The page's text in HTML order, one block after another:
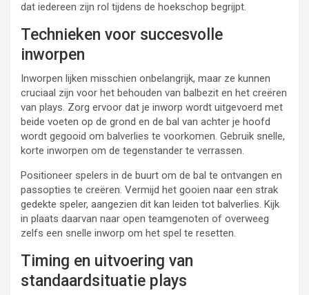
dat iedereen zijn rol tijdens de hoekschop begrijpt.
Technieken voor succesvolle
inworpen
Inworpen lijken misschien onbelangrijk, maar ze kunnen
cruciaal zijn voor het behouden van balbezit en het creëren
van plays. Zorg ervoor dat je inworp wordt uitgevoerd met
beide voeten op de grond en de bal van achter je hoofd
wordt gegooid om balverlies te voorkomen. Gebruik snelle,
korte inworpen om de tegenstander te verrassen.
Positioneer spelers in de buurt om de bal te ontvangen en
passopties te creëren. Vermijd het gooien naar een strak
gedekte speler, aangezien dit kan leiden tot balverlies. Kijk
in plaats daarvan naar open teamgenoten of overweeg
zelfs een snelle inworp om het spel te resetten.
Timing en uitvoering van
standaardsituatie plays